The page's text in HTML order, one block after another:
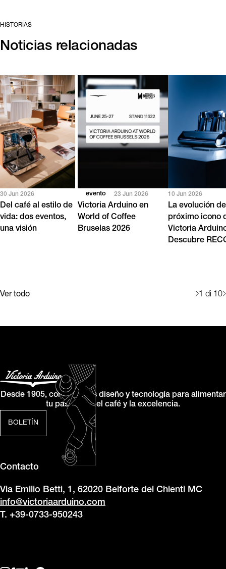
HISTORIAS
Noticias relacionadas
Ver todo 1 di 10
30 Jun 2026
Del café al estilo de
vida: dos eventos,
una visión
evento 23 Jun 2026
Victoria Arduino en
World of Coffee
Bruselas 2026
10 Jun 2026
La evolución
próximo icono
Victoria
Descubre
BOLETÍN
Desde 1905, combinamos diseño y tecnología para alimentar
tu pasión por el café y la excelencia.
Contacto
Via Emilio Betti, 1, 62020 Belforte del Chienti MC
info@victoriaarduino.com
T. +39-0733-950243